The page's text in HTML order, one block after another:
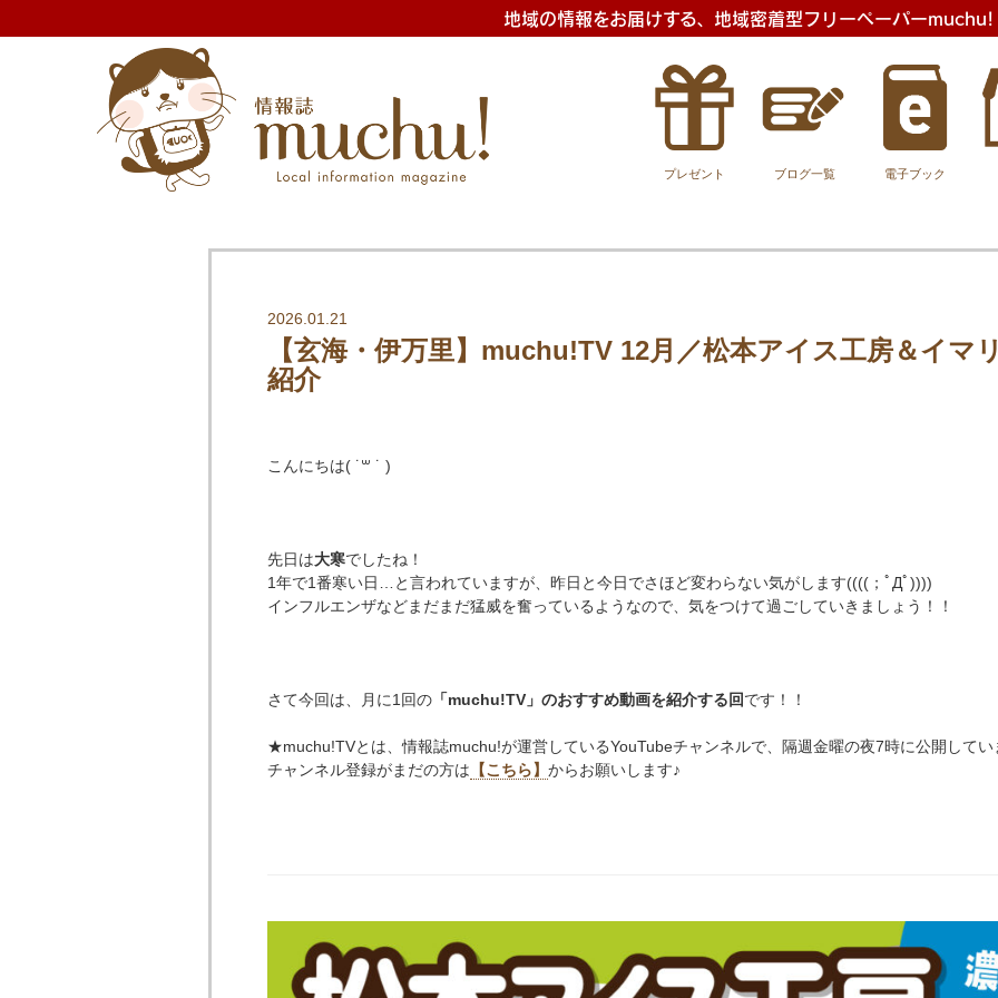
地域の情報をお届けする、地域密着型フリーペーパーmuchu!
プレゼント ブログ一覧 電子ブック
2026.01.21
【玄海・伊万里】muchu!TV 12月／松本アイス工房＆イマ
紹介
こんにちは( ˙꒳ ˙ )
先日は大寒でしたね！
1年で1番寒い日…と言われていますが、昨日と今日でさほど変わらない気がします((((；ﾟДﾟ))))
インフルエンザなどまだまだ猛威を奮っているようなので、気をつけて過ごしていきましょう！！
さて今回は、月に1回の 「muchu!TV」のおすすめ動画を紹介する回 です！！
★muchu!TVとは、情報誌muchu!が運営しているYouTubeチャンネルで、隔週金曜の夜7時に公開してい
チャンネル登録がまだの方は 【こちら】 からお願いします♪